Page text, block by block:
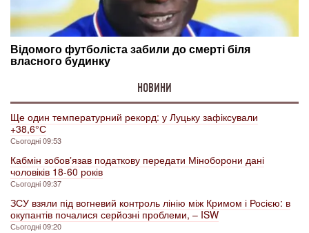
НОВИНИ
Ще один температурний рекорд: у Луцьку зафіксували
+38,6° С
Сьогодні 09:53
Кабмін зобовʼязав податкову передати Міноборони дані
чоловіків 18-60 років
Сьогодні 09:37
ЗСУ взяли під вогневий контроль лінію між Кримом і Росією: в
окупантів почалися серйозні проблеми, – ISW
Сьогодні 09:20